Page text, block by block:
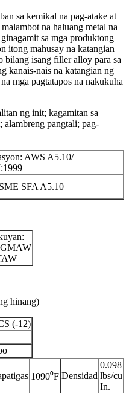
sa kemikal na pag-atake at
na haluang metal na
sa mga produktong
itong mahusay na katangian
bilang isang filler alloy para sa
kanais-nais na katangian ng
mga pagtatapos na nakukuha
ng init; kagamitan sa
alambreng pangtali; pag-
AWS A5.10/
SFA A5.10
hinang)
(-12)
1090⁰F Densidad
0.098
lbs/cu
In.